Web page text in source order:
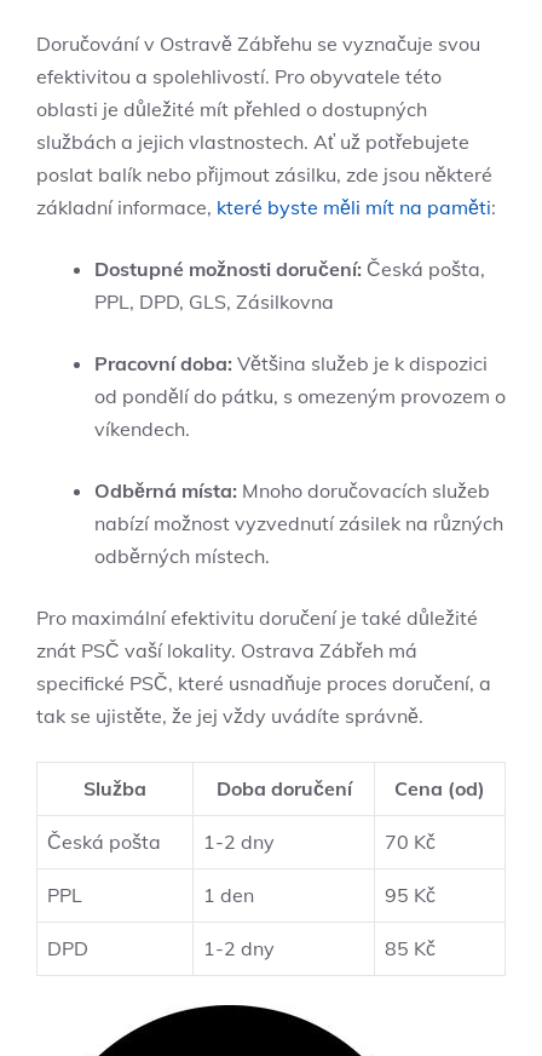
Doručování v Ostravě Zábřehu se vyznačuje svou
efektivitou a spolehlivostí. Pro obyvatele této
oblasti je důležité mít přehled o dostupných
službách a jejich vlastnostech. Ať už potřebujete
poslat balík nebo přijmout zásilku, zde jsou některé
základní informace, které byste měli mít na paměti:
Dostupné možnosti doručení: Česká pošta,
PPL, DPD, GLS, Zásilkovna
Pracovní doba: Většina služeb je k dispozici
od pondělí do pátku, s omezeným provozem o
víkendech.
Odběrná místa: Mnoho doručovacích služeb
nabízí možnost vyzvednutí zásilek na různých
odběrných místech.
Pro maximální efektivitu doručení je také důležité
znát PSČ vaší lokality. Ostrava Zábřeh má
specifické PSČ, které usnadňuje proces doručení, a
tak se ujistěte, že jej vždy uvádíte správně.
Služba Doba doručení Cena (od)
Česká pošta 1-2 dny 70 Kč
PPL 1 den 95 Kč
DPD 1-2 dny 85 Kč